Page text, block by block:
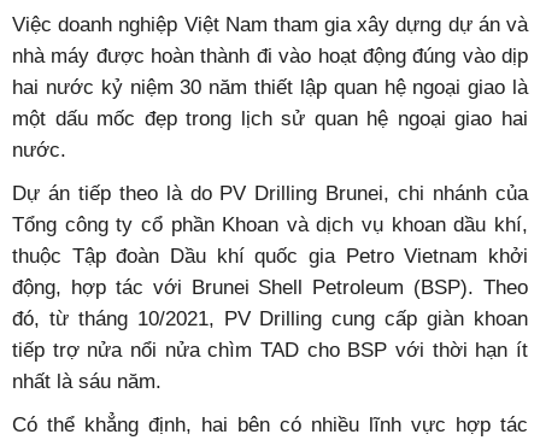
Hiện có hai dự án lớn của doanh nghiệp Việt Nam đang
triển khai tại Brunei. Dự án xây dựng nhà máy phân bón
BFI tại Brunei do Tổng công ty LILAMA Việt Nam thực
hiện phần thiết kế và lắp đặt máy móc bắt đầu từ năm
2018, đã hoàn thành thi công, dự án đi vào hoạt động vào
tháng 10/2021. LILAMA đang triển khai một số gói thầu
phụ như vận hành, bảo trì sau khi chuyển giao, dự kiến
hoàn thành toàn bộ dự án vào đầu tháng Ba năm nay.
Đây là dự án trọng điểm, góp phần thực hiện mục tiêu đa
dạng hóa nền kinh tế trong chiến lược Tầm nhìn 2035
của Chính phủ Brunei.
Việc doanh nghiệp Việt Nam tham gia xây dựng dự án và
nhà máy được hoàn thành đi vào hoạt động đúng vào dịp